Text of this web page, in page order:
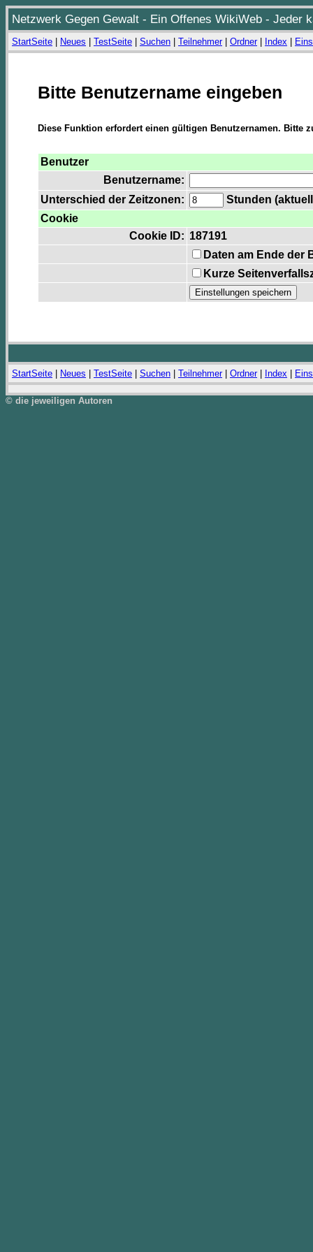
Netzwerk Gegen Gewalt - Ein Offenes WikiWeb - Jeder
StartSeite Neues TestSeite Suchen Teilnehmer| Ordner| Index
Bitte Benutzername eingeben
Diese Funktion erfordert einen gültigen Benutzernamen. Bitte
Benutzer
Benutzername:
Unterschied der Zeitzonen:
Stunden
Cookie
Cookie ID: 187191
Daten am Ende der
Kurze
StartSeite Neues TestSeite Suchen Teilnehmer| Ordner| Index
© die jeweiligen Autoren